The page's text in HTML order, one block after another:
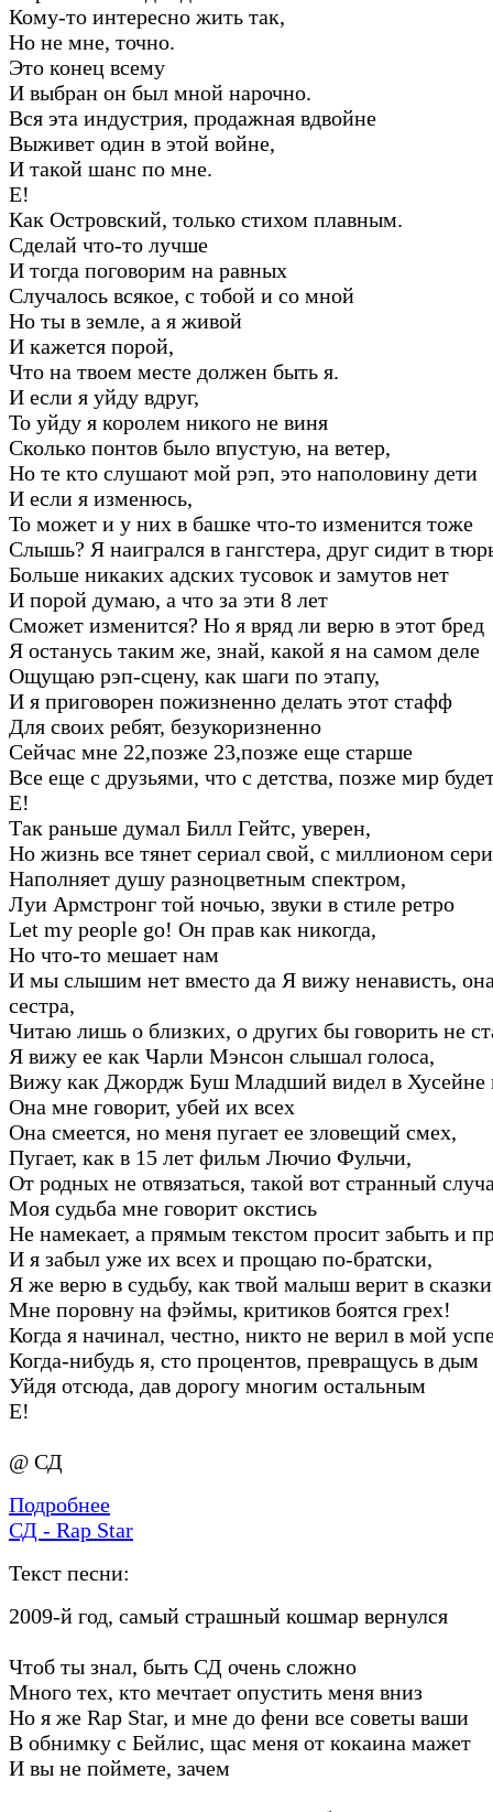
Кому-то интересно жить так,
Но не мне, точно.
Это конец всему
И выбран он был мной нарочно.
Вся эта индустрия, продажная вдвойне
Выживет один в этой войне,
И такой шанс по мне.
Е!
Как Островский, только стихом плавным.
Сделай что-то лучше
И тогда поговорим на равных
Случалось всякое, с тобой и со мной
Но ты в земле, а я живой
И кажется порой,
Что на твоем месте должен быть я.
И если я уйду вдруг,
То уйду я королем никого не виня
Сколько понтов было впустую, на ветер,
Но те кто слушают мой рэп, это наполовину дети
И если я изменюсь,
То может и у них в башке что-то изменится тоже
Слышь? Я наигрался в гангстера, друг сидит в
Больше никаких адских тусовок и замутов нет
И порой думаю, а что за эти 8 лет
Сможет изменится? Но я вряд ли верю в этот бред
Я останусь таким же, знай, какой я на самом деле
Ощущаю рэп-сцену, как шаги по этапу,
И я приговорен пожизненно делать этот стафф
Для своих ребят, безукоризненно
Сейчас мне 22,позже 23,позже еще старше
Все еще с друзьями, что с детства, позже мир
Е!
Так раньше думал Билл Гейтс, уверен,
Но жизнь все тянет сериал свой, с миллионом
Наполняет душу разноцветным спектром,
Луи Армстронг той ночью, звуки в стиле ретро
Let my people go! Он прав как никогда,
Но что-то мешает нам
И мы слышим нет вместо да Я вижу ненависть,
сестра,
Читаю лишь о близких, о других бы говорить не
Я вижу ее как Чарли Мэнсон слышал голоса,
Вижу как Джордж Буш Младший видел в Хусейне
Она мне говорит, убей их всех
Она смеется, но меня пугает ее зловещий смех,
Пугает, как в 15 лет фильм Лючио Фульчи,
От родных не отвязаться, такой вот странный
Моя судьба мне говорит окстись
Не намекает, а прямым текстом просит забыть и
И я забыл уже их всех и прощаю по-братски,
Я же верю в судьбу, как твой малыш верит в сказки
Мне поровну на фэймы, критиков боятся грех!
Когда я начинал, честно, никто не верил в мой
Когда-нибудь я, сто процентов, превращусь в дым
Уйдя отсюда, дав дорогу многим остальным
Е!
@ СД
Подробнее
СД - Rap Star
Текст песни:
2009-й год, самый страшный кошмар вернулся
Чтоб ты знал, быть СД очень сложно
Много тех, кто мечтает опустить меня вниз
Но я же Rap Star, и мне до фени все советы ваши
В обнимку с Бейлис, щас меня от кокаина мажет
И вы не поймете, зачем